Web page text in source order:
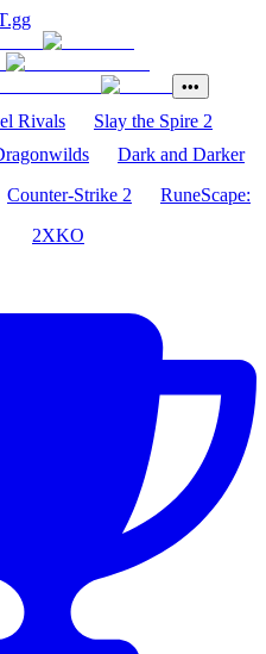
.gg
•••
Rivals
Slay the Spire 2
Dark and Darker
Counter-Strike 2
RuneScape:
2XKO